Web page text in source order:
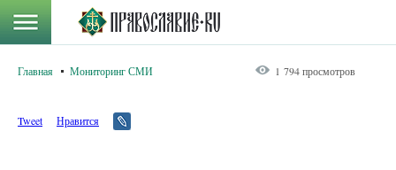
Главная Мониторинг СМИ 1 794 просмотров
Tweet Нравится